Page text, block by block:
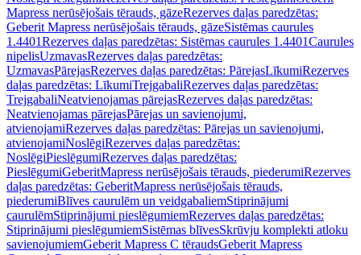
Mapress nerūsējošais tērauds, gāzeRezerves daļas paredzētas:
Geberit Mapress nerūsējošais tērauds, gāzeSistēmas caurules
1.4401Rezerves daļas paredzētas: Sistēmas caurules 1.4401Caurules
nipelisUzmavasRezerves daļas paredzētas:
UzmavasPārejasRezerves daļas paredzētas: PārejasLīkumiRezerves
daļas paredzētas: LīkumiTrejgabaliRezerves daļas paredzētas:
TrejgabaliNeatvienojamas pārejasRezerves daļas paredzētas:
Neatvienojamas pārejasPārejas un savienojumi,
atvienojamiRezerves daļas paredzētas: Pārejas un savienojumi,
atvienojamiNoslēgiRezerves daļas paredzētas:
NoslēgiPieslēgumiRezerves daļas paredzētas:
PieslēgumiGeberitMapress nerūsējošais tērauds, piederumiRezerves
daļas paredzētas: GeberitMapress nerūsējošais tērauds,
piederumiBlīves caurulēm un veidgabaliemStiprinājumi
caurulēmStiprinājumi pieslēgumiemRezerves daļas paredzētas:
Stiprinājumi pieslēgumiemSistēmas blīvesSkrūvju komplekti atloku
savienojumiemGeberit Mapress C tēraudsGeberit Mapress